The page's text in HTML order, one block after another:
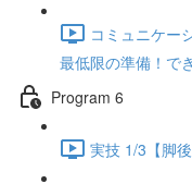
コミュニケー
最低限の準備！で
Program 6
実技 1/3【脚